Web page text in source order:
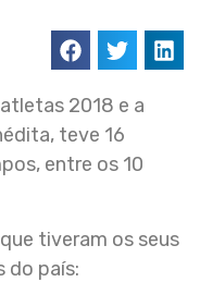
2018 e a
teve 16
entre os 10
tiveram os seus
do país: